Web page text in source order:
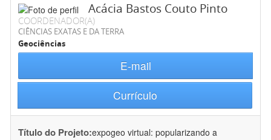
Acácia Bastos Couto Pinto
COORDENADOR(A)
CIÊNCIAS EXATAS E DA TERRA
Geociências
E-mail
Currículo
Título do Projeto:expogeo virtual: popularizando a